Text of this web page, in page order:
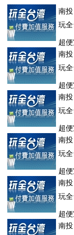
南投
玩
超
登、訂房系統、客南投
玩
超
登、訂房系統、客南投
玩
超
登、訂房系統、客南投
玩
超
登、訂房系統、客南投
玩
超
登、訂房系統、客南投